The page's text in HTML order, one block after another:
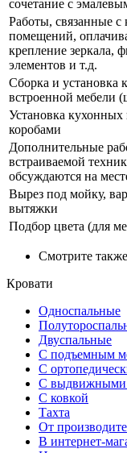
сочетание с
Работы, связанные с
помещений,
крепление зеркала,
элементов и т.д.
Сборка и установка
встроенной мебели
Установка
коробами
Дополнительные
встраиваемой
обсуждаются на
Вырез под мойку,
вытяжки
Подбор цвета (для
Смотрите также
Кровати
Односпальные
Двуспальные
С подъемным
С
С выдвижными
С ковкой
Тахта
От
В интернет-